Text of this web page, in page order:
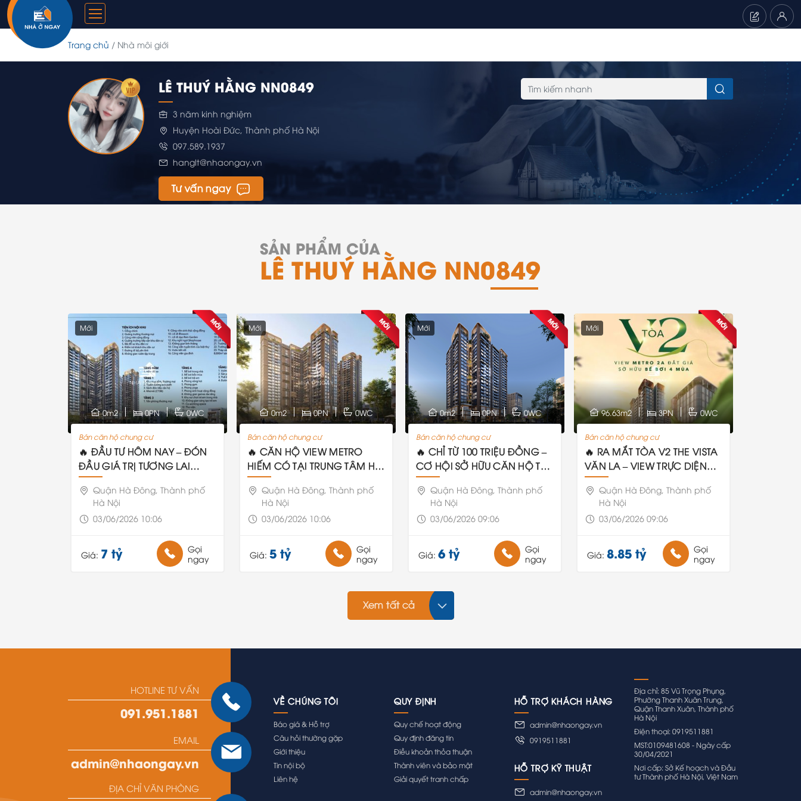
Trang chủ Nhà môi giới
LÊ THUÝ HẰNG NN0849
3 năm kinh nghiệm
Huyện Hoài Đức, Thành phố Hà Nội
097.589.1937
hanglt@nhaongay.vn
Tư vấn ngay
SẢN PHẨM CỦA
LÊ THUÝ HẰNG NN0849
Mới
0m2 0PN 0WC
🔥 ĐẦU TƯ HÔM NAY – ĐÓN
ĐẦU GIÁ TRỊ TƯƠNG LAI
CÙNG THE VISTA VĂN LA
Quận Hà Đông, Thành phố
Hà Nội
03/06/2026 10:06
Bán căn hộ chung cư
Giá: 7 tỷ
Gọi
ngay
Mới
0m2 0PN 0WC
🔥 CĂN HỘ VIEW METRO
HIẾM CÓ TẠI TRUNG TÂM HÀ
ĐÔNG
Quận Hà Đông, Thành phố
Hà Nội
03/06/2026 10:06
Bán căn hộ chung cư
Giá: 5 tỷ
Gọi
ngay
Mới
0m2 0PN 0WC
🔥 CHỈ TỪ 100 TRIỆU ĐỒNG –
CƠ HỘI SỞ HỮU CĂN HỘ THE
VISTA VĂN LA
Quận Hà Đông, Thành phố
Hà Nội
03/06/2026 09:06
Bán căn hộ chung cư
Giá: 6 tỷ
Gọi
ngay
Mới
96.63m2 3PN 0WC
🔥 RA MẮT TÒA V2 THE VISTA
VĂN LA – VIEW TRỰC DIỆN
METRO 2A
Quận Hà Đông, Thành phố
Hà Nội
03/06/2026 09:06
Bán căn hộ chung cư
Giá: 8.85 tỷ
Gọi
ngay
Xem tất cả
HOTLINE TƯ VẤN
091.951.1881
EMAIL
admin@nhaongay.vn
ĐỊA CHỈ VĂN PHÒNG
VỀ CHÚNG TÔI
Báo giá & Hỗ trợ
Câu hỏi thường gặp
Giới thiệu
Tin nội bộ
Liên hệ
QUY ĐỊNH
Quy chế hoạt động
Quy định đăng tin
Điều khoản thỏa thuận
Thành viên và bảo mật
Giải quyết tranh chấp
HỖ TRỢ KHÁCH HÀNG
admin@nhaongay.vn
0919511881
HỖ TRỢ KỸ THUẬT
admin@nhaongay.vn
Địa chỉ: 85 Vũ Trọng Phụng,
Phường Thanh Xuân Trung,
Quận Thanh Xuân, Thành phố
Hà Nội
Điện thoại: 0919511881
MST:0109481608 - Ngày cấp
30/04/2021
Nơi cấp: Sở Kế hoạch và Đầu
tư Thành phố Hà Nội, Việt Nam